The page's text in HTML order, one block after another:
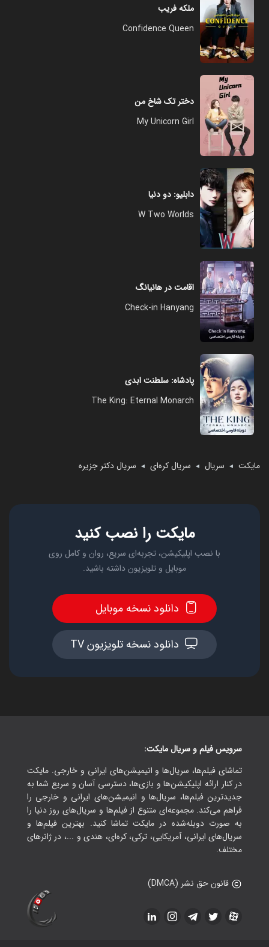
ملکه فریب
Confidence Queen
دختر تک شاخ من
My Unicorn Girl
دابلیو: دو دنیا
W Two Worlds
اقامت در هانیانگ
Check-in Hanyang
پادشاه: سلطنت ابدی
The King: Eternal Monarch
مایکت ◄ سریال ◄ سریال کره‌ای ◄ سریال دکتر جزیره
مایکت را نصب کنید
با نصب اپلیکیشن، تجربه‌ای سریع، روان و کامل روی
موبایل و تلویزیون داشته باشید.
دانلود نسخه موبایل
دانلود نسخه تلویزیون TV
سرویس فیلم و سریال مایکت:
تماشای فیلم‌ها، سریال‌ها و انیمیشن‌های ایرانی و خارجی. مایکت
در کنار ارائه اپلیکیشن‌ها و بازی‌ها، دسترسی آسان و سریع شما به
جدیدترین فیلم‌ها، سریال‌ها و انیمیشن‌های ایرانی و خارجی را
فراهم می‌کند. مجموعه‌ای متنوع از فیلم‌ها و سریال‌های روز دنیا را
به صورت دوبله‌شده در مایکت تماشا کنید. بهترین فیلم‌ها و
سریال‌های ایرانی، آمریکایی، ترکی، کره‌ای، هندی و ...، در ژانرهای
مختلف.
قانون حق نشر (DMCA)